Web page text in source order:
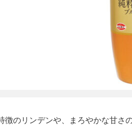
徴のリンデンや、まろやかな甘さ